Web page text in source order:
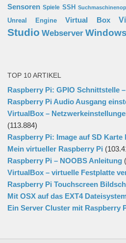
Sensoren Spiele SSH
Unreal Engine
Virtual Box
Studio Webserver Windows
TOP 10 ARTIKEL
Raspberry Pi: GPIO Schnittstelle
Raspberry Pi Audio Ausgang
VirtualBox –
(113.884)
Raspberry Pi: Image auf SD Karte
Mein virtueller Raspberry Pi
Raspberry Pi – NOOBS Anleitung
VirtualBox – virtuelle Festplatte
Raspberry Pi Touchscreen
Mit OSX auf das EXT4
Ein Server Cluster mit Raspberry